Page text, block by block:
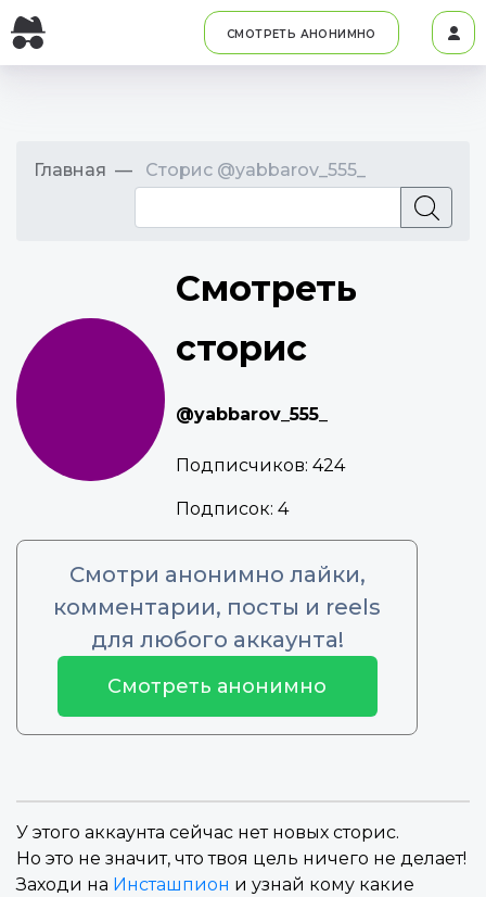
СМОТРЕТЬ АНОНИМНО
Главная Сторис @yabbarov_555_
Смотреть
сторис
@yabbarov_555_
Подписчиков: 424
Подписок: 4
Смотри анонимно лайки,
комментарии, посты и reels
для любого аккаунта!
Смотреть анонимно
У этого аккаунта сейчас нет новых сторис.
Но это не значит, что твоя цель ничего не делает!
Заходи на Инсташпион и узнай кому какие